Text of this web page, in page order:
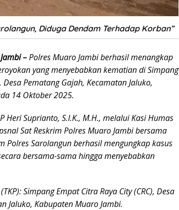
Diduga Dendam Terhadap Korban”
–Polres Muaro Jambi berhasil menangkap
yang menyebabkan kematian di Simpang
Desa Pematang Gajah, Kecamatan Jaluko,
14 Oktober 2025.
Heri Suprianto, S.I.K., M.H., melalui Kasi Humas
Sat Reskrim Polres Muaro Jambi bersama
Polres Sarolangun berhasil mengungkap kasus
bersama-sama hingga menyebabkan
Simpang Empat Citra Raya City (CRC), Desa
Jaluko, Kabupaten Muaro Jambi.
Rambai
Terancam
Pasal 27A
UU ITE